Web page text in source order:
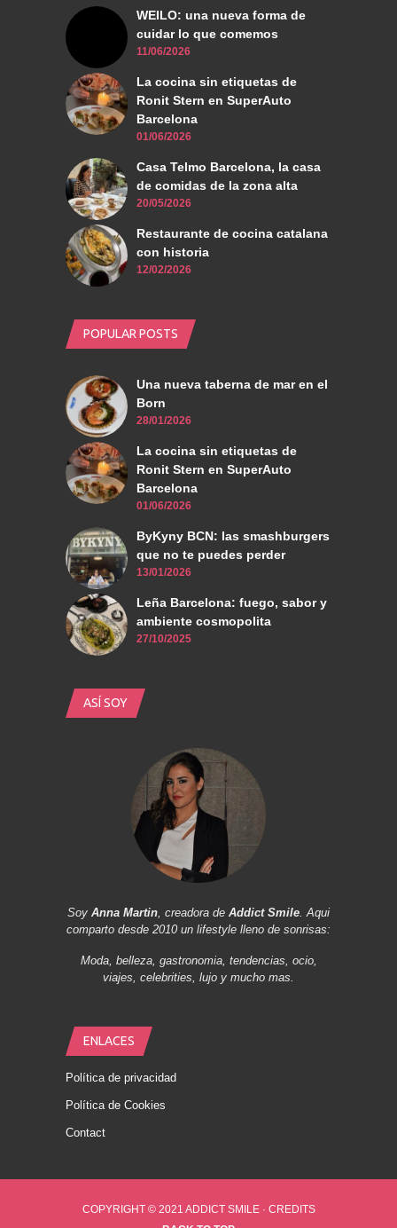
WEILO: una nueva forma de
cuidar lo que comemos
11/06/2026
La cocina sin etiquetas de
Ronit Stern en SuperAuto
Barcelona
01/06/2026
Casa Telmo Barcelona, la casa
de comidas de la zona alta
20/05/2026
Restaurante de cocina catalana
con historia
12/02/2026
POPULAR POSTS
Una nueva taberna de mar en el
Born
28/01/2026
La cocina sin etiquetas de
Ronit Stern en SuperAuto
Barcelona
01/06/2026
ByKyny BCN: las smashburgers
que no te puedes perder
13/01/2026
Leña Barcelona: fuego, sabor y
ambiente cosmopolita
27/10/2025
ASÍ SOY
Soy Anna Martin, creadora de Addict Smile. Aqui
comparto desde 2010 un lifestyle lleno de sonrisas:
Moda, belleza, gastronomia, tendencias, ocio,
viajes, celebrities, lujo y mucho mas.
ENLACES
Política de privacidad
Política de Cookies
Contact
COPYRIGHT © 2021 ADDICT SMILE · CREDITS